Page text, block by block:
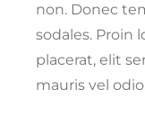
non. Donec
sodales. Proin
placerat, elit
mauris vel